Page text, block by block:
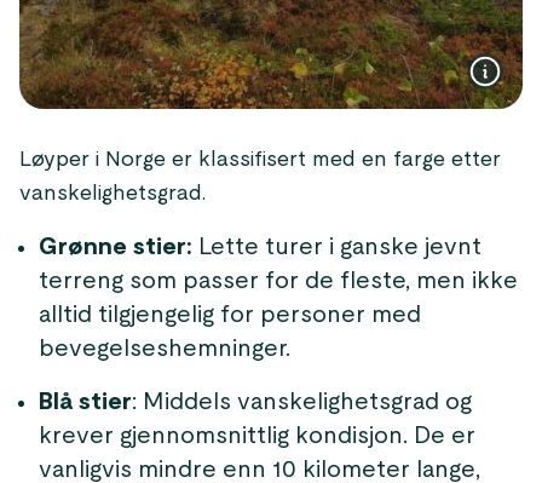
Løyper i Norge er klassifisert med en farge etter
vanskelighetsgrad.
Grønne stier: Lette turer i ganske jevnt
terreng som passer for de fleste, men ikke
alltid tilgjengelig for personer med
bevegelseshemninger.
Blå stier: Middels vanskelighetsgrad og
krever gjennomsnittlig kondisjon. De er
vanligvis mindre enn 10 kilometer lange,